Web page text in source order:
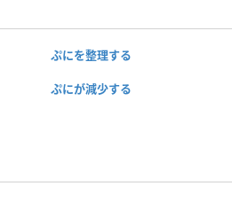
ぷにを整理する
ぷにが減少する